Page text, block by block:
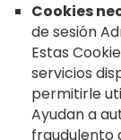
Cookies
de sesión
Estas
servicios
permitirle
Ayudan a
fraudulento